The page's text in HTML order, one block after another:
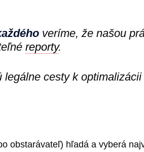
veríme, že našou
reporty.
cesty k
obstarávateľ) hľadá a vyberá